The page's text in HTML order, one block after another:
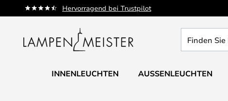
Hervorragend bei Trustpilot
Zum
Inhalt
Sie
Leuchte...
INNENLEUCHTEN AUSSENLEUCHTEN